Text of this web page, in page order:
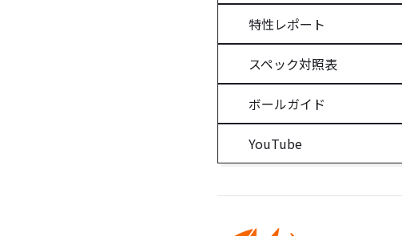
特性レポート
スペック対照表
ボールガイド
YouTube